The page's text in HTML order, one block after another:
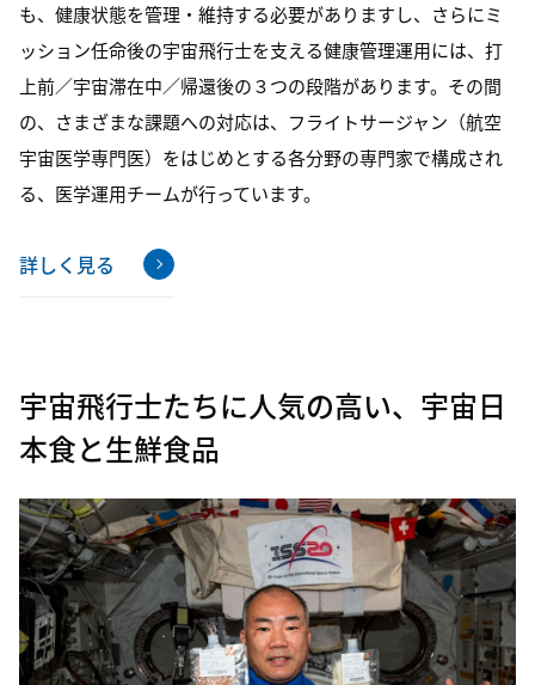
も、健康状態を管理・維持する必要がありますし、さらにミ
ッション任命後の宇宙飛行士を支える健康管理運用には、打
上前／宇宙滞在中／帰還後の３つの段階があります。その間
の、さまざまな課題への対応は、フライトサージャン（航空
宇宙医学専門医）をはじめとする各分野の専門家で構成され
る、医学運用チームが行っています。
詳しく見る
宇宙飛行士たちに人気の高い、宇宙日
本食と生鮮食品